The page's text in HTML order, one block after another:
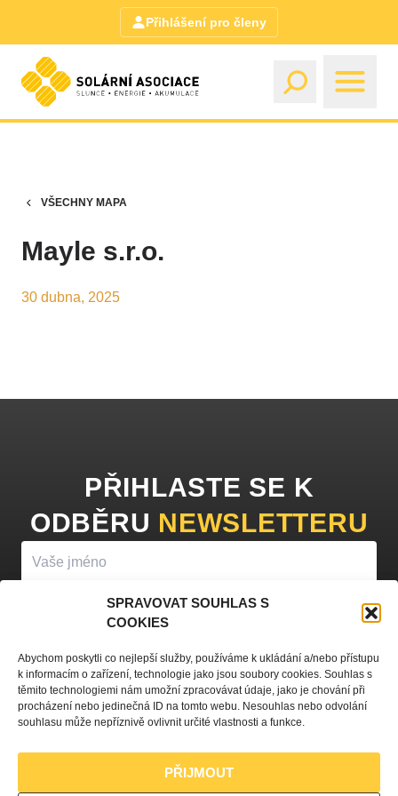
SPRAVOVAT SOUHLAS S
COOKIES
Abychom poskytli co nejlepší služby, používáme k ukládání a/nebo přístupu
k informacím o zařízení, technologie jako jsou soubory cookies. Souhlas s
těmito technologiemi nám umožní zpracovávat údaje, jako je chování při
procházení nebo jedinečná ID na tomto webu. Nesouhlas nebo odvolání
souhlasu může nepříznivě ovlivnit určité vlastnosti a funkce.
PŘIJMOUT
Přihlášení pro členy
VŠECHNY MAPA
Mayle s.r.o.
30 dubna, 2025
PŘIHLASTE SE K
ODBĚRU NEWSLETTERU
Vyplněním vašeho jména a e-mailu souhlasíte sezpracováním
osobních údajůa zasíláním obchodních sdělení.